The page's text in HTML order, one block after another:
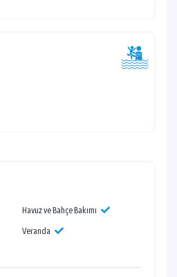
Havuz ve Bahçe Bakımı
Veranda